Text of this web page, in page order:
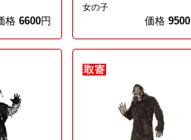
格 6600円
女の子
価格9500